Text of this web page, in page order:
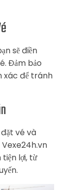
sẽ điền
Đảm bảo
xác để tránh
vé và
lợi, từ